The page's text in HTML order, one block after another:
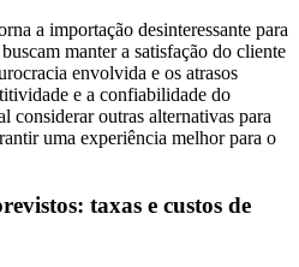
a importação desinteressante para
manter a satisfação do cliente
envolvida e os atrasos
e a confiabilidade do
considerar outras alternativas para
uma experiência melhor para o
taxas e custos de